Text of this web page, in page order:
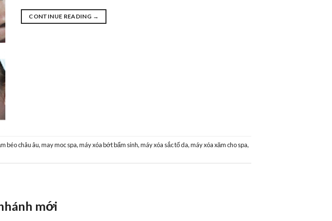
CONTINUE READING →
béo châu âu,may moc spa,máy xóa bớt bẩm sinh,máy xóa sắc tố da,máy xóa xăm cho spa,
mới